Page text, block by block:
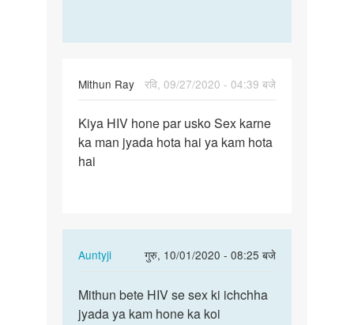
Mithun Ray
रवि, 09/27/2020 - 04:39 बजे
Kiya
HIV
hone
Kiya HIV hone par usko Sex karne
ka man jyada hota hai ya kam hota
hai
Auntyji
गुरु, 10/01/2020 - 08:25 बजे
In
to
Kiya
Mithun
bete
Mithun bete HIV se sex ki ichchha
jyada ya kam hone ka koi